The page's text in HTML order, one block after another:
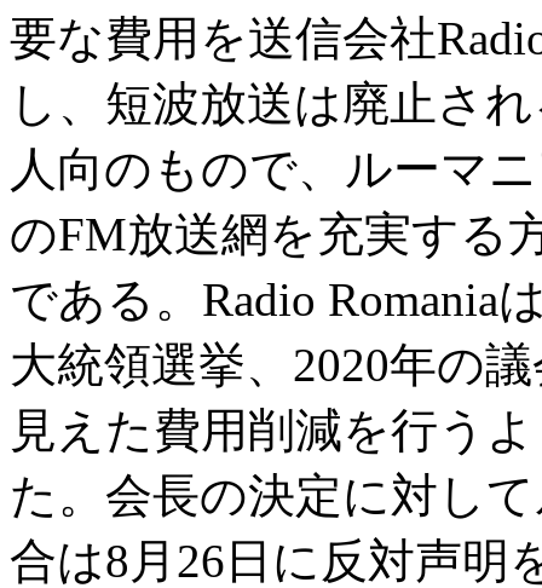
要な費用を送信会社
し、短波放送は廃止さ
人向のもので、ルーマ
のFM放送網を充実する
である。Radio Romania
大統領選挙、2020年の
見えた費用削減を行う
た。会長の決定に対し
合は8月26日に反対声明